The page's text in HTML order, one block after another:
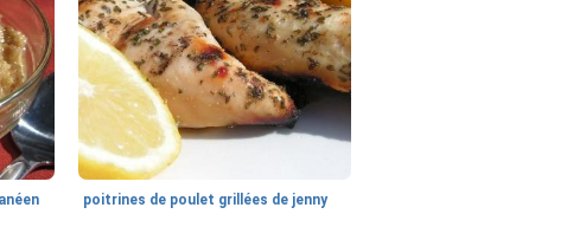
poitrines de poulet grillées de jenny